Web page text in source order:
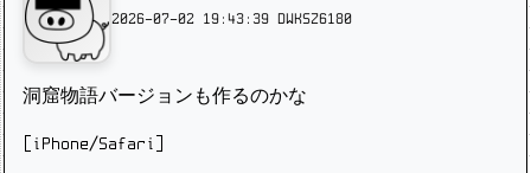
2026-07-02 19:43:39 DWKSZ6180
洞窟物語バージョンも作るのかな
[iPhone/Safari]